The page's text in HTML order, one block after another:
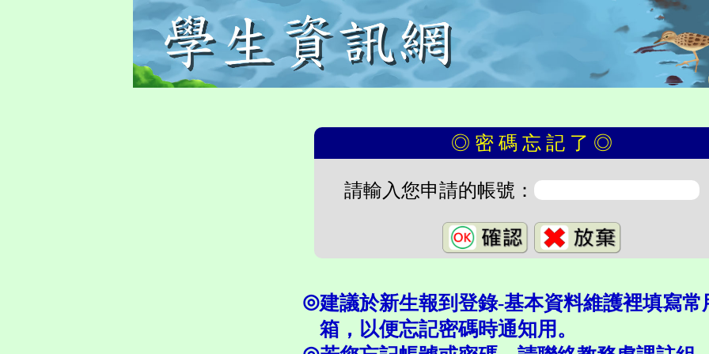
◎ 密 碼 忘 記 了 ◎
請輸入您申請的帳號：
◎建議於新生報到登錄-基本資料維護裡填寫常
箱，以便忘記密碼時通知用。